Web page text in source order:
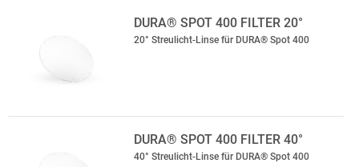
DURA® SPOT 400 FILTER 20°
20° Streulicht-Linse für DURA® Spot 400
DURA® SPOT 400 FILTER 40°
40° Streulicht-Linse für DURA® Spot 400